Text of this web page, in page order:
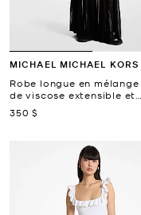
MICHAEL MICHAEL KORS
Robe longue en mélange
de viscose extensible et
transparente
maintenant
350 $